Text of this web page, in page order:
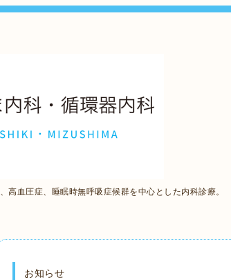
高血圧症、睡眠時無呼吸症候群を中心とした内科診療。
お知らせ